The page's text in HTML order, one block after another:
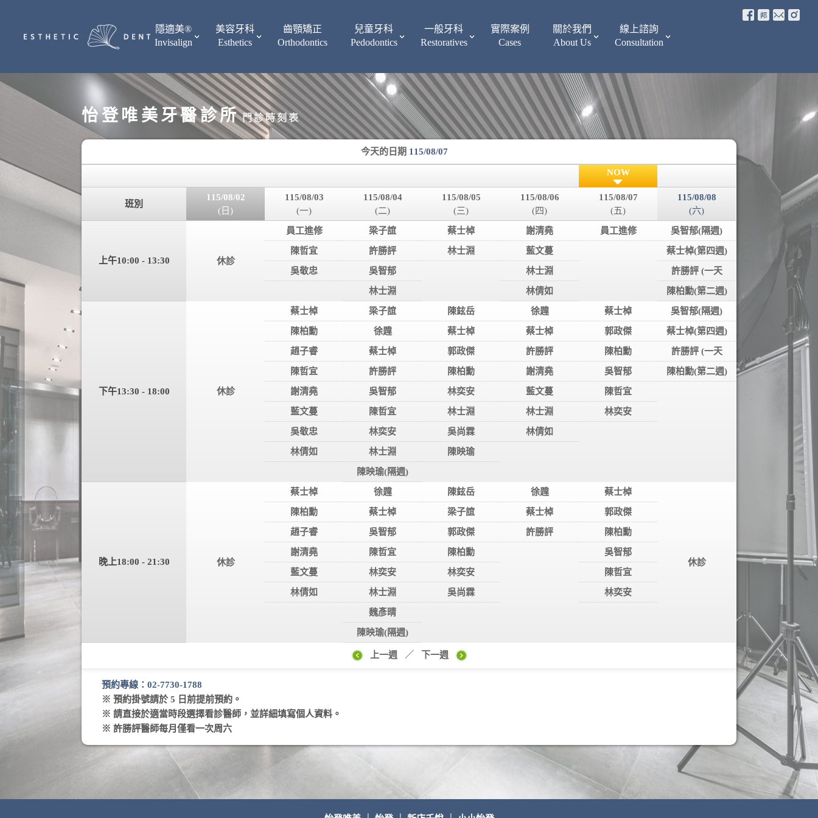
隱適美®
Invisalign
美容牙科
Esthetics
齒顎矯正
Orthodontics
兒童牙科
Pedodontics
一般牙科
Restoratives
實際案例
Cases
關於我們
About Us
線上諮詢
Consultation
怡登唯美牙醫診所 門診時刻表
今天的日期 115/08/07
NOW
班別
115/08/02
(日)
115/08/03
(一)
115/08/04
(二)
115/08/05
(三)
115/08/06
(四)
115/08/07
(五)
115/08/08
(六)
上午10:00 - 13:30 休診
員工進修
陳哲宜
吳敬忠
梁子誼
許勝評
吳智郁
林士淵
蔡士棹
林士淵
謝清堯
藍文蔓
林士淵
林倩如
員工進修 吳智郁(隔週)
蔡士棹(第四週)
許勝評 (一天
陳柏勳(第二週)
下午13:30 - 18:00 休診
蔡士棹
陳柏勳
趙子睿
陳哲宜
謝清堯
藍文蔓
吳敬忠
林倩如
梁子誼
徐韙
蔡士棹
許勝評
吳智郁
陳哲宜
林奕安
林士淵
陳映瑜(隔週)
陳鉉岳
蔡士棹
郭政傑
陳柏勳
林奕安
林士淵
吳尚霖
陳映瑜
徐韙
蔡士棹
許勝評
謝清堯
藍文蔓
林士淵
林倩如
蔡士棹
郭政傑
陳柏勳
吳智郁
陳哲宜
林奕安
吳智郁(隔週)
蔡士棹(第四週)
許勝評 (一天
陳柏勳(第二週)
晚上18:00 - 21:30 休診
蔡士棹
陳柏勳
趙子睿
謝清堯
藍文蔓
林倩如
徐韙
蔡士棹
吳智郁
陳哲宜
林奕安
林士淵
魏彥晴
陳映瑜(隔週)
陳鉉岳
梁子誼
郭政傑
陳柏勳
林奕安
吳尚霖
徐韙
蔡士棹
許勝評
蔡士棹
郭政傑
陳柏勳
吳智郁
陳哲宜
林奕安
休診
上一週 ／ 下一週
預約專線：02-7730-1788
※ 預約掛號請於 5 日前提前預約。
※ 請直接於適當時段選擇看診醫師，並詳細填寫個人資料。
※ 許勝評醫師每月僅看一次周六